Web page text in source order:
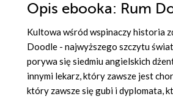
Opis ebooka: Rum
Kultowa wśród wspinaczy historia
Doodle - najwyższego szczytu
porywa się siedmiu angielskich
innymi lekarz, który zawsze jest
który zawsze się gubi i dyplomata,